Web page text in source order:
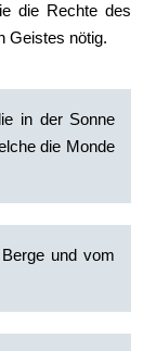
die Rechte des
Geistes nötig.
in der Sonne
die Monde
und vom